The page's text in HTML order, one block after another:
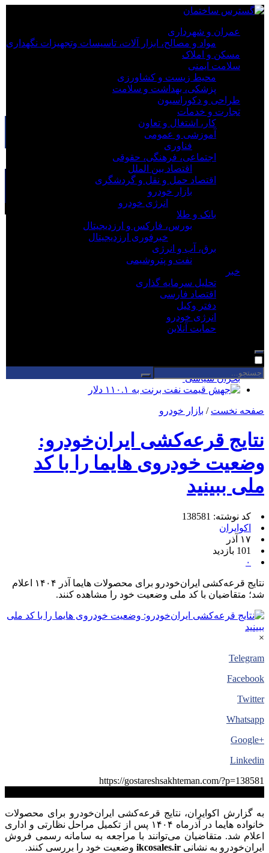
عمران و شهرداری
مواد و مصالح، ابزار آلات، تاسیسات وتجهیزات نگهداری
مسکن و املاک
سلامت ایمنی
محیط زیست و کشاورزی
پزشکی، بهداشت و سلامت
طراحی و دکوراسیون
تجارت و خدمات
کار، اشتغال و تعاون
آموزشی و عمومی
فناوری
اجتماعی، فرهنگی، حقوقی
اقتصاد بین الملل
اقتصاد حمل و نقل و گردشگری
بازار خودرو
انرژی خودرو
بانک و طلا
بورس، فارکس و ارزدیجیتال
خبرفوری ارزدیجیتال
برق، آب و انرژی
نفت و پتروشیمی
خبر
تحلیل سرمایه گذاری
اقتصاد فارسی
دفتر وکیل
انرژی خودرو
حمایت آنلاین
×
عمران و شهرداری
مسکن و املاک
سلامت ایمنی
طراحی و دکوراسیون
تجارت و خدمات
خبر
رسالت گسترش‌ساختمان:
گسترش ساختمان دریچه‌ای به آینده صنعت ساخت و ساز است و
می‌تواند راهنمای مطمئن شما در دنیای مدرن معماری باشد.
مقالات سلامت ایمنی (HSE):
اینفوگرافیک؛ کاهش جان‌باختگان حوادث کار در
آذربایجان‌شرقی
۵۳ درصد جان‌باختگان سوانح رانندگی اصفهان موتورسوار
نصرالهی: ۳۷۳ تأییدیه ایمنی آسانسور در استان مرکزی
صادر شد
ضرب‌الاجل دادستان نهاوند برای ایمن‌سازی استخرهای
کشاورزی
۱۷۲۱ دانش آموز آذربایجان غربی آموزش های ترافیکی را
فرا گرفتند
علی الزیدی کیست؟ نخست وزیر اقتصادی برای خروج از
بحران سیاسی
جهش قیمت نفت برنت به ۱۱۰.۱ دلار
صفحه نخست / بازار خودرو
نتایج قرعه‌کشی ایران‌خودرو:
وضعیت خودروی هایما را با کد
ملی ببینید
کد نوشته: 138581
اکوایران
۱۷ آذر
101 بازدید
۰
نتایج قرعه‌کشی ایران‌خودرو برای محصولات هایما آذر ۱۴۰۴ اعلام
شد؛ متقاضیان با کد ملی وضعیت خود را مشاهده کنند.
×
Telegram
Facebook
Twitter
Whatsapp
+Google
Linkedin
https://gostareshsakhteman.com/?p=138581
به گزارش اکوایران، نتایج قرعه‌کشی ایران‌خودرو برای محصولات
خانواده هایما در آذرماه ۱۴۰۴ پس از تکمیل مراحل نظارتی و اداری
اعلام شد. متقاضیان می‌توانند با مراجعه به سامانه رسمی فروش
ایران‌خودرو به نشانی ikcosales.ir وضعیت خود را بررسی کنند.